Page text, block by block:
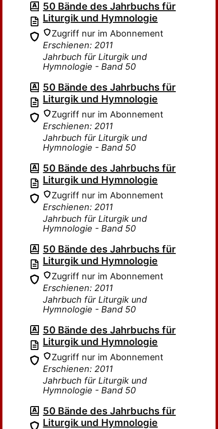
50 Bände des Jahrbuchs für
Liturgik und Hymnologie
Zugriff nur im Abonnement
Erschienen: 2011
Jahrbuch für Liturgik und
Hymnologie - Band 50
50 Bände des Jahrbuchs für
Liturgik und Hymnologie
Zugriff nur im Abonnement
Erschienen: 2011
Jahrbuch für Liturgik und
Hymnologie - Band 50
50 Bände des Jahrbuchs für
Liturgik und Hymnologie
Zugriff nur im Abonnement
Erschienen: 2011
Jahrbuch für Liturgik und
Hymnologie - Band 50
50 Bände des Jahrbuchs für
Liturgik und Hymnologie
Zugriff nur im Abonnement
Erschienen: 2011
Jahrbuch für Liturgik und
Hymnologie - Band 50
50 Bände des Jahrbuchs für
Liturgik und Hymnologie
Zugriff nur im Abonnement
Erschienen: 2011
Jahrbuch für Liturgik und
Hymnologie - Band 50
50 Bände des Jahrbuchs für
Liturgik und Hymnologie